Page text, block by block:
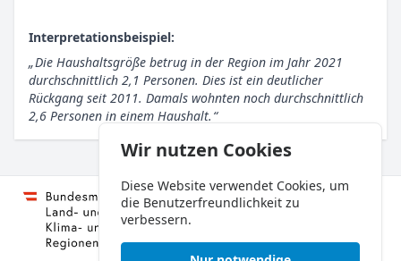
Interpretationsbeispiel:
Die Haushaltsgröße betrug in der Region im Jahr 2021
durchschnittlich 2,1 Personen. Dies ist ein deutlicher
Rückgang seit 2011. Damals wohnten noch durchschnittlich
2,6 Personen in einem Haushalt.
Wir nutzen Cookies
Diese Website verwendet Cookies, um
die Benutzerfreundlichkeit zu
verbessern.